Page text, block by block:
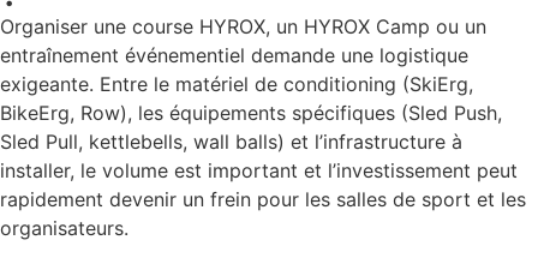
Organiser une course HYROX, un HYROX Camp ou un
entraînement événementiel demande une logistique
exigeante. Entre le matériel de conditioning (SkiErg,
BikeErg, Row), les équipements spécifiques (Sled Push,
Sled Pull, kettlebells, wall balls) et l’infrastructure à
installer, le volume est important et l’investissement peut
rapidement devenir un frein pour les salles de sport et les
organisateurs.